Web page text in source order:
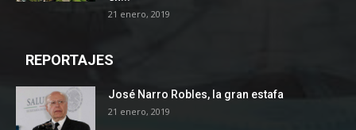
21 enero, 2019
REPORTAJES
José Narro Robles, la gran estafa
21 enero, 2019